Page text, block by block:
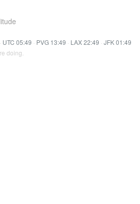
UTC 05:49 · PVG 13:49 · LAX 22:49 · JFK 01:49
doing.